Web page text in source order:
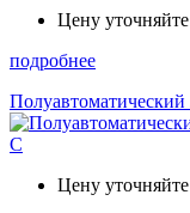
Цену уточняйте
подробнее
Цену уточняйте